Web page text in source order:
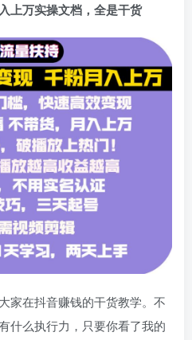
上万实操文档，全是干货
家在抖音赚钱的干货教学。不
什么执行力，只要你看了我的